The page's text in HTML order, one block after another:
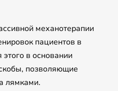
механотерапии
пациентов в
в основании
позволяющие
лямками.